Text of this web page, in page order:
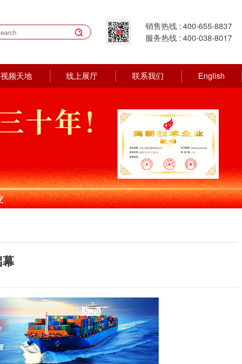

销售热线 : 400-655-8837
服务热线 : 400-038-8017
视频天地 线上展厅 联系我们 English
幕